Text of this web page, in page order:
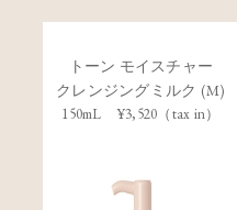
トーン モイスチャー
クレンジングミルク (M)
150mL ¥3,520（tax in）